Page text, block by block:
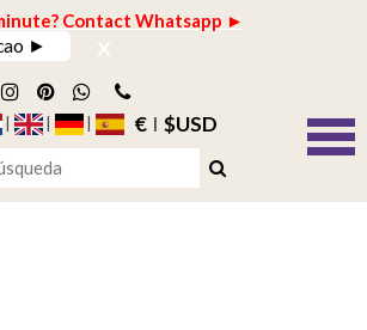
Contact Whatsapp ►
► x
€ $USD